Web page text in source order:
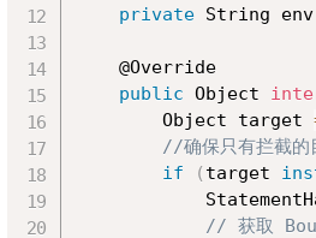
private String env
    @Override
public Object
        Object target
//确保只有拦截
if
( target
// 获取